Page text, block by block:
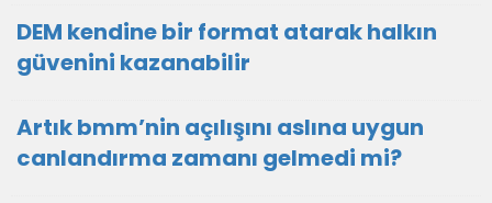
DEM kendine bir format atarak halkın
güvenini kazanabilir
Artık bmm’nin açılışını aslına uygun
canlandırma zamanı gelmedi mi?